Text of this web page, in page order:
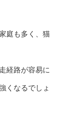
庭も多く、猫
経路が容易に
くなるでしょ